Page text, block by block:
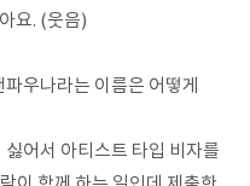
요. (웃음)
우나라는 이름은 어떻게
어서 아티스트 타입 비자를